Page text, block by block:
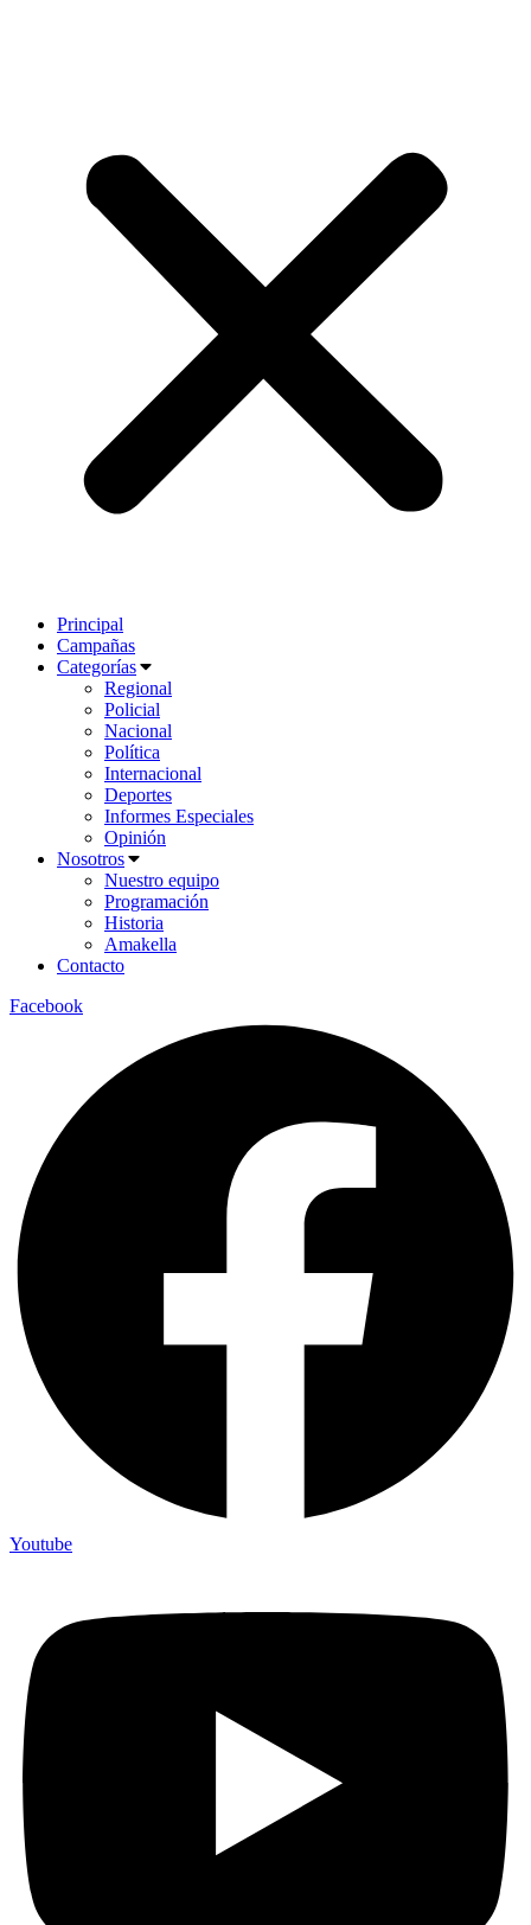
Principal
Campañas
Categorías
Regional
Policial
Nacional
Política
Internacional
Deportes
Informes Especiales
Opinión
Nosotros
Nuestro equipo
Programación
Historia
Amakella
Contacto
Facebook
Youtube